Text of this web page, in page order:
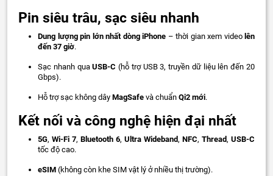
Pin siêu trâu, sạc siêu nhanh
Dung lượng pin lớn nhất dòng iPhone – thời gian xem video lên
đến 37 giờ.
Sạc nhanh quaUSB-C (hỗ trợ USB 3, truyền dữ liệu lên đến 20
Gbps).
Hỗ trợ sạc không dây MagSafe và chuẩn Qi2 mới.
Kết nối và công nghệ hiện đại nhất
5G, Wi-Fi 7, Bluetooth 6, Ultra Wideband, NFC, Thread, USB-C
tốc độ cao.
eSIM (không còn khe SIM vật lý ở nhiều thị trường).